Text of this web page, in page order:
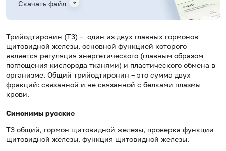
Трийодтиронин (Т3) – один из двух главных гормонов
щитовидной железы, основной функцией которого
является регуляция энергетического (главным образом
поглощения кислорода тканями) и пластического обмена в
организме. Общий трийодтиронин – это сумма двух
фракций: связанной и не связанной с белками плазмы
крови.
Синонимы русские
Т3 общий, гормон щитовидной железы, проверка функции
щитовидной железы, функция щитовидной железы.
Скачать файл